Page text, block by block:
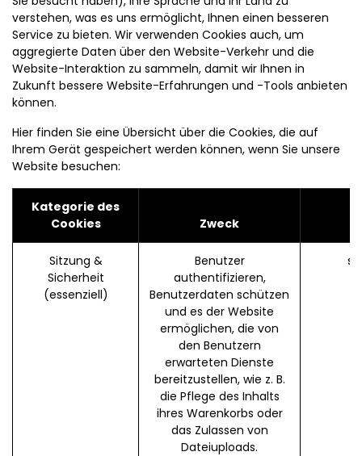
verstehen, was es uns ermöglicht, Ihnen einen besseren
Service zu bieten. Wir verwenden Cookies auch, um
aggregierte Daten über den Website-Verkehr und die
Website-Interaktion zu sammeln, damit wir Ihnen in
Zukunft bessere Website-Erfahrungen und -Tools anbieten
können.
Hier finden Sie eine Übersicht über die Cookies, die auf
Ihrem Gerät gespeichert werden können, wenn Sie unsere
Website besuchen:
Kategorie des
Cookies
Zweck
Sitzung &
Sicherheit
(essenziell)
Benutzer
authentifizieren,
Benutzerdaten schützen
und es der Website
ermöglichen, die von
den Benutzern
erwarteten Dienste
bereitzustellen, wie z. B.
die Pflege des Inhalts
ihres Warenkorbs oder
das Zulassen von
Dateiuploads.